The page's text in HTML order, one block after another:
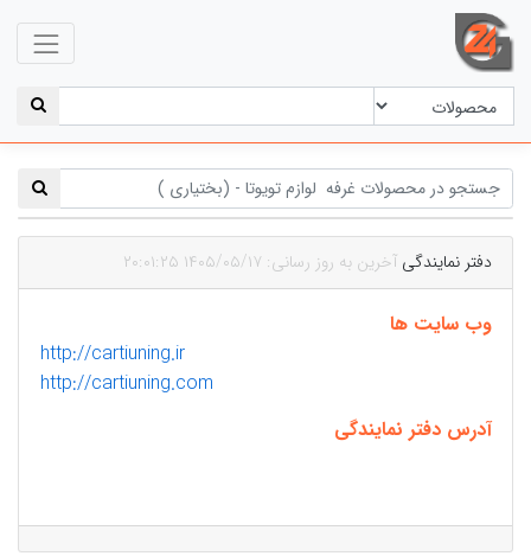
دفتر نمایندگیآخرین به روز رسانی: ۱۴۰۵/۰۵/۱۷ ۲۰:۰۱:۲۵
وب سایت ها
http://cartiuning.ir
http://cartiuning.com
آدرس دفتر نمایندگی